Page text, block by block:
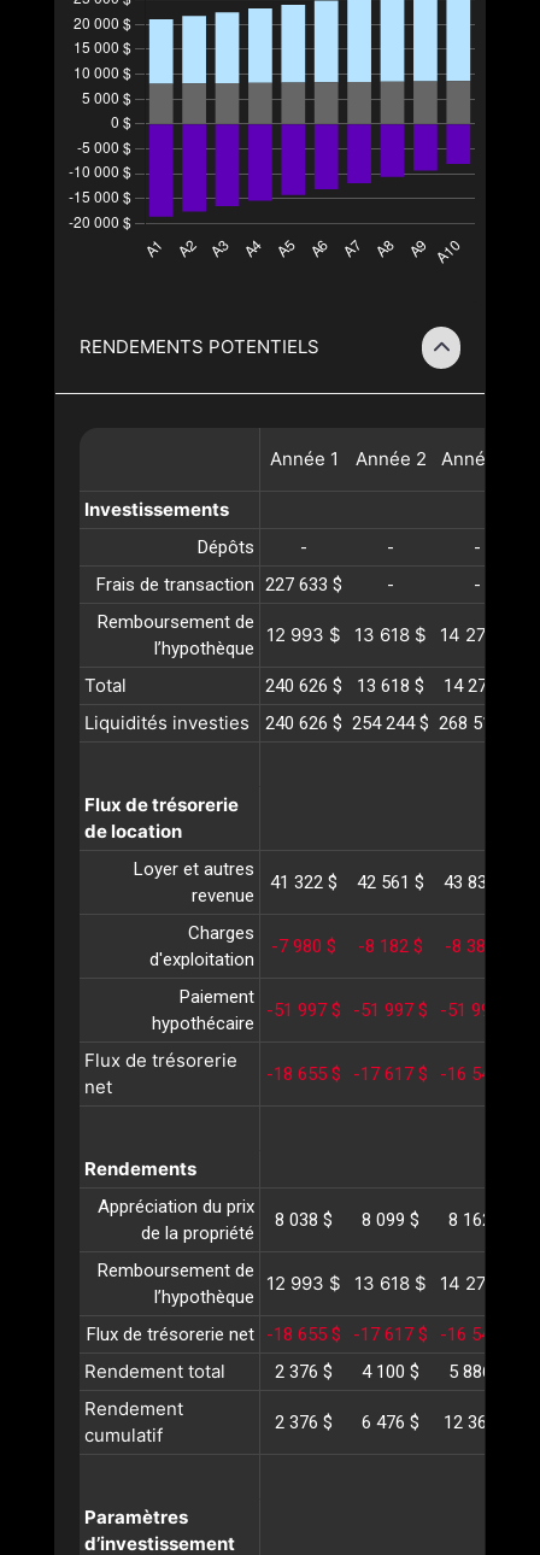
RENDEMENTS POTENTIELS
Année 1 Année 2 Année
Investissements
Dépôts - -
-
Frais de transaction 227 633 $ -
-
Remboursement de
l’hypothèque
12 993 $ 13 618 $ 14 272 $
Total 240 626 $ 13 618 $ 14 272 $
Liquidités investies 240 626 $ 254 244 $ 268 517 $
Flux de trésorerie
de location
Loyer et autres
revenue
41 322 $ 42 561 $ 43 838 $
Charges
d'exploitation
-7 980 $ -8 182 $ -8 389 $
Paiement
hypothécaire
-51 997 $ -51 997 $ -51 997 $
Flux de trésorerie
net
-18 655 $ -17 617 $ -16 548 $
Rendements
Appréciation du prix
de la propriété
8 038 $ 8 099 $ 8 162 $
Remboursement de
l’hypothèque
12 993 $ 13 618 $ 14 272 $
Flux de trésorerie net -18 655 $ -17 617 $ -16 548 $
Rendement total 2 376 $ 4 100 $ 5 886 $
Rendement
cumulatif
2 376 $ 6 476 $ 12 363 $
Paramètres
d’investissement